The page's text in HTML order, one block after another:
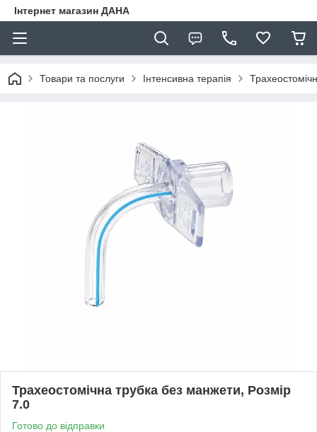
Інтернет магазин ДАНА
Товари та послуги Інтенсивна терапія
Трахеостомічна трубка без манжети, Розмір
7.0
Готово до відправки